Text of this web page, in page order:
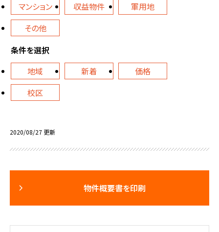
マンション
収益物件
軍用地
その他
条件を選択
地域
新着
価格
校区
2020/08/27 更新
物件概要書を印刷